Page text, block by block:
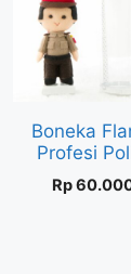
Boneka
Profesi
Rp